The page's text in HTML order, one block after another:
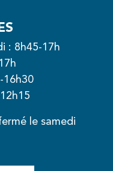
: 8h45-17h
16h30
le samedi